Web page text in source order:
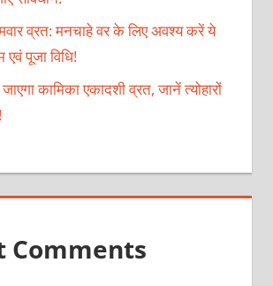
व्रत: मनचाहे वर के लिए अवश्य करें ये
पूजा विधि!
कामिका एकादशी व्रत, जानें त्योहारों
Comments